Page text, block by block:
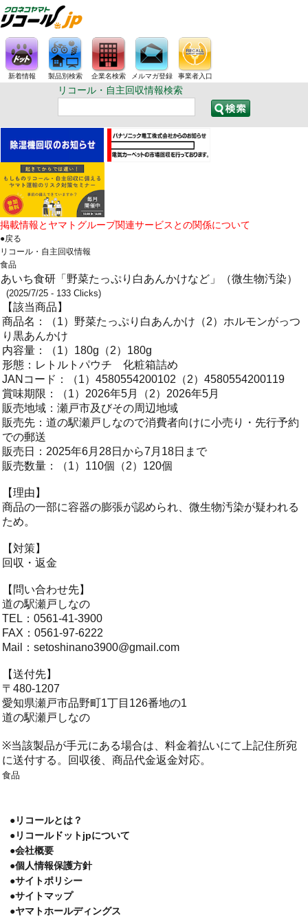
新着情報 製品別検索 企業名検索 メルマガ登録 事業者入口
リコール・自主回収情報検索
掲載情報とヤマトグループ関連サービスとの関係について
●戻る
リコール・自主回収情報
食品
あいち食研「野菜たっぷり白あんかけなど」（微生物汚染）
(2025/7/25 - 133 Clicks)
【該当商品】
商品名：（1）野菜たっぷり白あんかけ（2）ホルモンがっつ
り黒あんかけ
内容量：（1）180g（2）180g
形態：レトルトパウチ 化粧箱詰め
JANコード：（1）4580554200102（2）4580554200119
賞味期限：（1）2026年5月（2）2026年5月
販売地域：瀬戸市及びその周辺地域
販売先：道の駅瀬戸しなので消費者向けに小売り・先行予約
での郵送
販売日：2025年6月28日から7月18日まで
販売数量：（1）110個（2）120個
【理由】
商品の一部に容器の膨張が認められ、微生物汚染が疑われる
ため。
【対策】
回収・返金
【問い合わせ先】
道の駅瀬戸しなの
TEL：0561-41-3900
FAX：0561-97-6222
Mail： setoshinano3900@gmail.com
【送付先】
〒480-1207
愛知県瀬戸市品野町1丁目126番地の1
道の駅瀬戸しなの
※当該製品が手元にある場合は、料金着払いにて上記住所宛
に送付する。回収後、商品代金返金対応。
食品
●リコールとは？
●リコールドットjpについて
●会社概要
●個人情報保護方針
●サイトポリシー
●サイトマップ
●ヤマトホールディングス